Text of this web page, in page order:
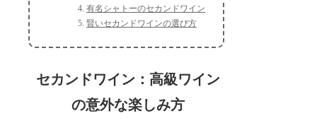
有名シャトーのセカンドワイン
賢いセカンドワインの選び方
セカンドワイン：高級ワイン
の意外な楽しみ方